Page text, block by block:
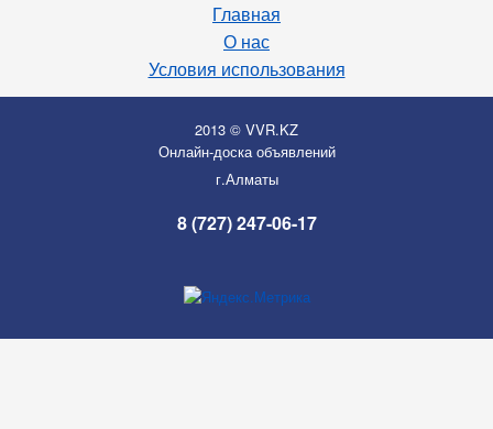
Главная
О нас
Условия использования
2013 © VVR.KZ
Онлайн-доска объявлений
г.Алматы
8 (727) 247-06-17